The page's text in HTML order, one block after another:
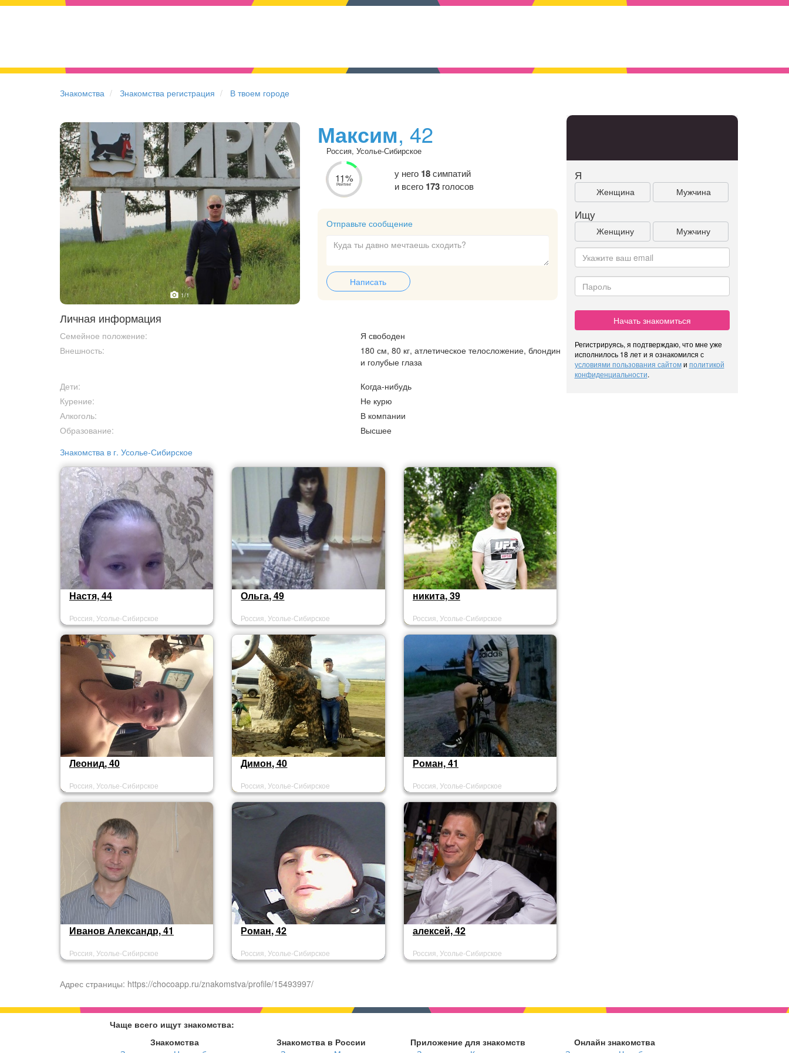
Знакомства Знакомства регистрация В твоем городе
1/1
Максим, 42
Россия, Усолье-Сибирское
11%
Рейтинг
у него 18симпатий
и всего 173голосов
Отправьте сообщение
Написать
Личная информация
Семейное положение:
Я свободен
Внешность:
180 см, 80 кг, атлетическое телосложение, блондин
и голубые глаза
Дети:
Когда-нибудь
Курение:
Не курю
Алкоголь:
В компании
Образование:
Высшее
Знакомства в г. Усолье-Сибирское
Настя, 44
Россия, Усолье-Сибирское
Ольга, 49
Россия, Усолье-Сибирское
никита, 39
Россия, Усолье-Сибирское
Леонид, 40
Россия, Усолье-Сибирское
Димон, 40
Россия, Усолье-Сибирское
Роман, 41
Россия, Усолье-Сибирское
Иванов Александр, 41
Россия, Усолье-Сибирское
Роман, 42
Россия, Усолье-Сибирское
алексей, 42
Россия, Усолье-Сибирское
Адрес страницы: https://chocoapp.ru/znakomstva/profile/15493997/
Я
Женщина Мужчина
Ищу
Женщину Мужчину
Начать знакомиться
Регистрируясь, я подтверждаю, что мне уже
исполнилось 18 лет и я ознакомился с
условиями пользования сайтоми политикой
конфиденциальности.
Чаще всего ищут знакомства:
Знакомства
Знакомства в России
Приложение для знакомств
Онлайн знакомства